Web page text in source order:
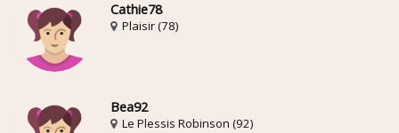
Cathie78
Plaisir (78)
Bea92
Le Plessis Robinson (92)